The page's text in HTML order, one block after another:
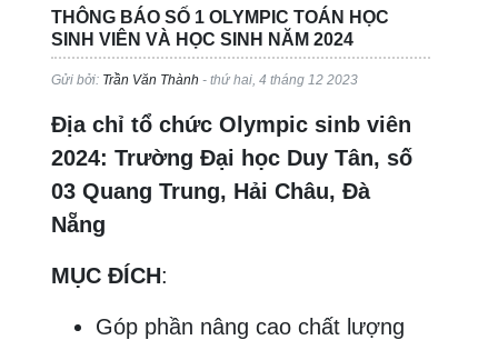
THÔNG BÁO SỐ 1 OLYMPIC TOÁN HỌC
SINH VIÊN VÀ HỌC SINH NĂM 2024
Gửi bởi: Trần Văn Thành - thứ hai, 4 tháng 12 2023
Địa chỉ tổ chức Olympic sinb viên
2024: Trường Đại học Duy Tân, số
03 Quang Trung, Hải Châu, Đà
Nẵng
MỤC ĐÍCH:
Góp phần nâng cao chất lượng